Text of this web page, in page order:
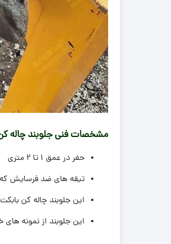
مشخصات فنیجلوبند چاله
حفر در عمق 1 تا 2 متری
تیقه های ضد فرسایش که
این جلوبند چاله کن
این جلوبند از نمونه های